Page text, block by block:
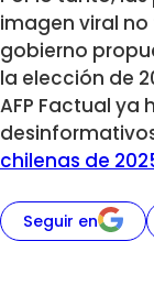
imagen viral
gobierno
la elección de
AFP Factual
chilenas de
Seguir en